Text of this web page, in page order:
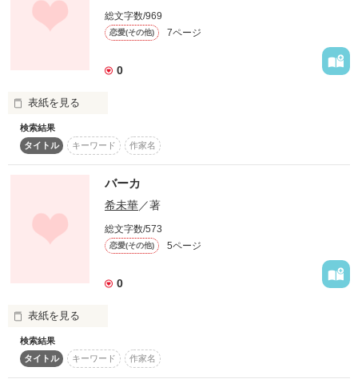
だけどたくさんの
愛する事を教えてくれて
ありがとう..
失恋したときに書いた
ポエムです。
総文字数/969
恋愛(その他) 7ページ
0
表紙を見る
｢ばーか、好きだぞ。｣
ﾗﾌﾞﾗﾌﾞな意地っ張りｶｯﾌﾟﾙの
不思議で楽しいお話。
検索結果
タイトル
キーワード 作家名
バーカ
希未華／著
総文字数/573
恋愛(その他) 5ページ
0
表紙を見る
高橋のタイプの子は、
美人系で清楚な女子。
検索結果
タイトル
キーワード 作家名